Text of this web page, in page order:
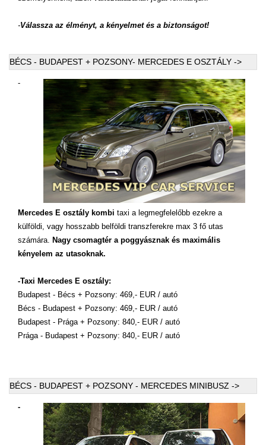
-Válassza az élményt, a kényelmet és a biztonságot!
BÉCS - BUDAPEST + POZSONY- MERCEDES E OSZTÁLY ->
-
Mercedes E osztály kombi taxi a legmegfelelőbb ezekre a
külföldi, vagy hosszabb belföldi transzferekre max 3 fő utas
számára. Nagy csomagtér a poggyásznak és maximális
kényelem az utasoknak.
-Taxi Mercedes E osztály:
Budapest - Bécs + Pozsony: 469,- EUR / autó
Bécs - Budapest + Pozsony: 469,- EUR / autó
Budapest - Prága + Pozsony: 840,- EUR / autó
Prága - Budapest + Pozsony: 840,- EUR / autó
BÉCS - BUDAPEST + POZSONY - MERCEDES MINIBUSZ ->
-